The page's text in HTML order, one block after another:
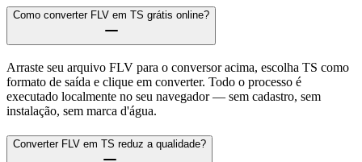
Como converter FLV em TS grátis online?
Arraste seu arquivo FLV para o conversor acima, escolha TS como
formato de saída e clique em converter. Todo o processo é
executado localmente no seu navegador — sem cadastro, sem
instalação, sem marca d'água.
Converter FLV em TS reduz a qualidade?